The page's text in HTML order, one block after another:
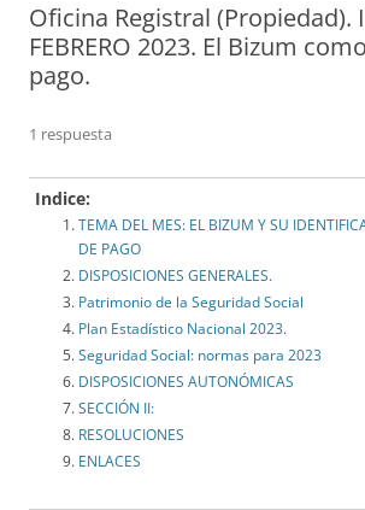
Oficina Registral (Propiedad).
FEBRERO 2023. El Bizum
pago.
1 respuesta
Indice:
TEMA DEL MES: EL BIZUM Y SU
DE PAGO
DISPOSICIONES GENERALES.
Patrimonio de la Seguridad Social
Plan Estadístico Nacional 2023.
Seguridad Social: normas para 2023
DISPOSICIONES AUTONÓMICAS
SECCIÓN II:
RESOLUCIONES
ENLACES